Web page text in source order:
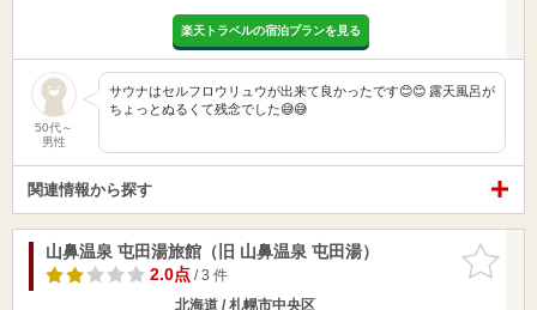
楽天トラベルの宿泊プランを見る
50代～
男性
サウナはセルフロウリュウが出来て良かったです😊😊 露天風呂が
ちょっとぬるくて残念でした😅😅
関連情報から探す
お気に入
りに追加
山鼻温泉 屯田湯旅館（旧 山鼻温泉 屯田湯）
2.0点/ 3 件
北海道 / 札幌市中央区